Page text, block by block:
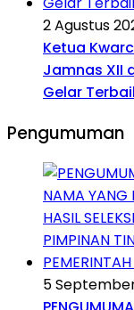
2 Agustus
Ketua
Jamnas XII
Gelar
Pengumuman
5